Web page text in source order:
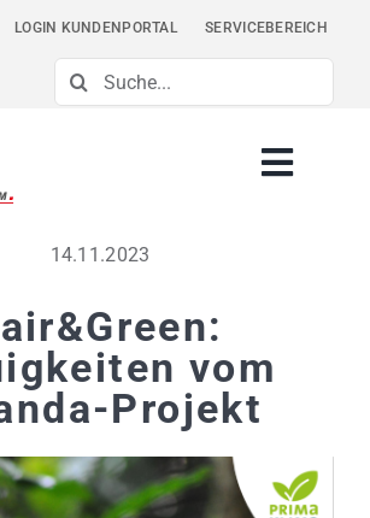
LOGIN KUNDENPORTAL SERVICEBEREICH
Suche
nach:
14.11.2023
vom
Projekt